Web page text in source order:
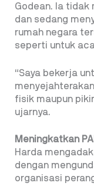
Godean. Ia tidak
dan sedang
rumah negara
seperti untuk
“Saya bekerja
fisik maupun
ujarnya.
Meningkatkan
Harda
dengan
organisasi